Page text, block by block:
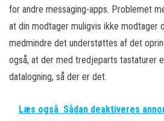
for andre messaging-apps. Problemet
at din modtager muligvis ikke modtager
medmindre det understøttes af det
også, at der med tredjeparts tastaturer
datalogning, så der er det.
Læs også Sådan deaktiveres